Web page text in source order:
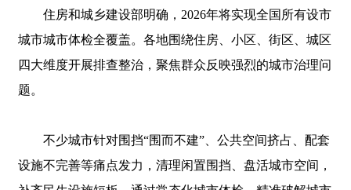
住房和城乡建设部明确，2026年将实现全国所有设市
城市城市体检全覆盖。各地围绕住房、小区、街区、城区
四大维度开展排查整治，聚焦群众反映强烈的城市治理问
题。
不少城市针对围挡“围而不建”、公共空间挤占、配套
设施不完善等痛点发力，清理闲置围挡、盘活城市空间，